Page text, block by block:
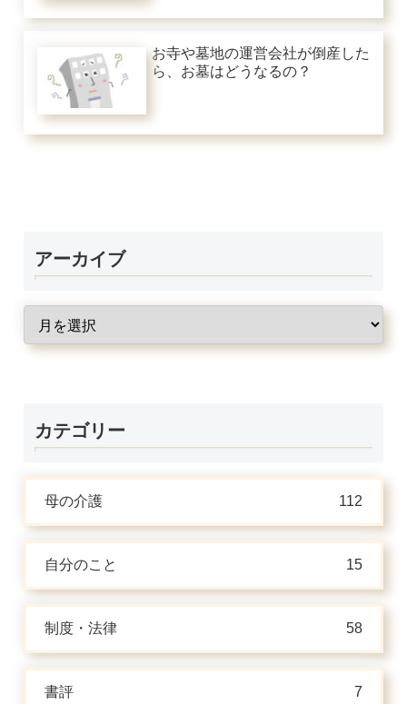
お寺や墓地の運営会社が倒産した
ら、お墓はどうなるの？
アーカイブ
カテゴリー
母の介護 112
自分のこと 15
制度・法律 58
書評 7